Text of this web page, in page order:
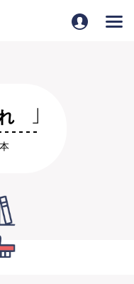
本